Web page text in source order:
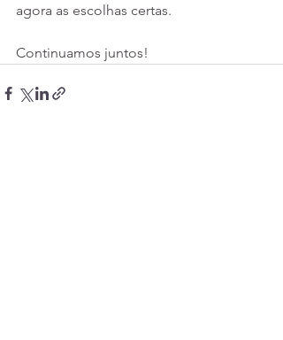
agora as escolhas certas.
Continuamos juntos!